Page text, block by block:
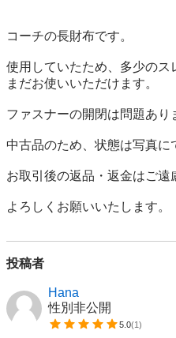
コーチの長財布です。
使用していたため、多少の
まだお使いいただけます。
ファスナーの開閉は問題あり
中古品のため、状態は写真に
お取引後の返品・返金はご遠
よろしくお願いいたします。
投稿者
Hana
性別非公開
5.0(1)